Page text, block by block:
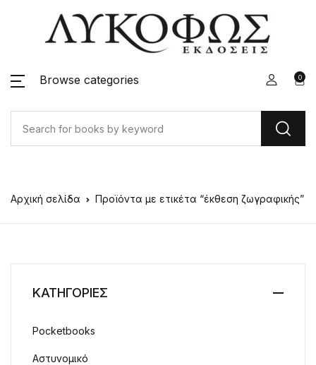
Browse categories 0
Αρχική σελίδα Προϊόντα με ετικέτα “έκθεση ζωγραφικής”
ΚΑΤΗΓΟΡΙΕΣ
Pocketbooks
Αστυνομικό